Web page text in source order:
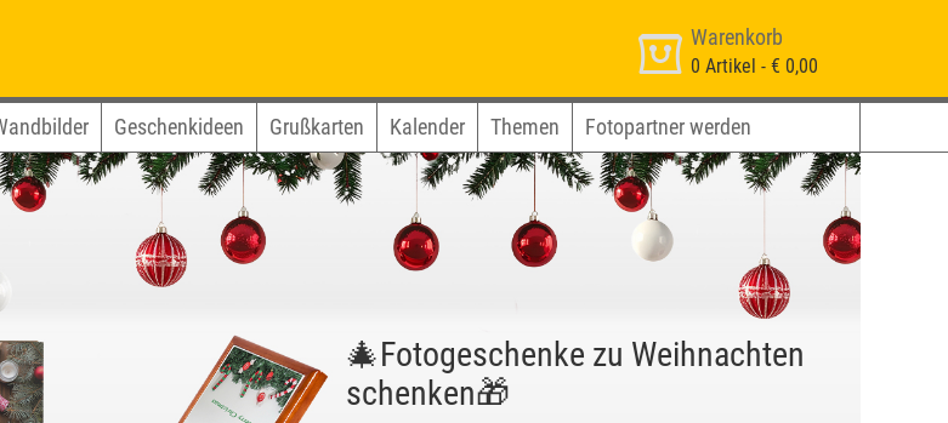
Warenkorb
0 Artikel - € 0,00
Geschenkideen Grußkarten Kalender Themen Fotopartner werden
🎄Fotogeschenke zu Weihnachten
schenken🎁